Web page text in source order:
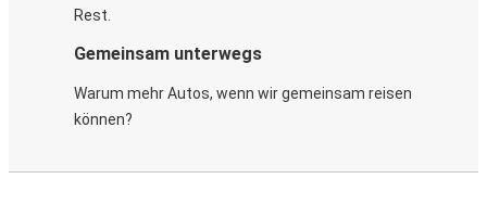
Rest.
Gemeinsam unterwegs
Warum mehr Autos, wenn wir gemeinsam reisen
können?